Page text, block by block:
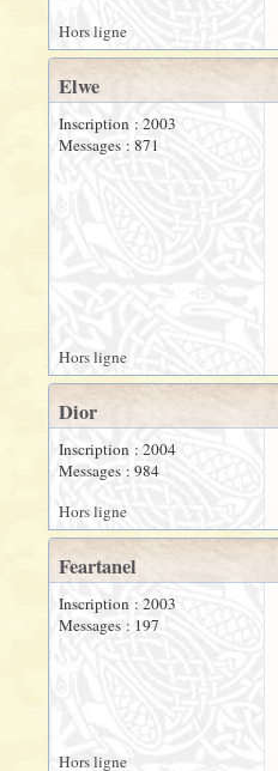
Hors ligne
Elwe
Inscription : 2003
Messages : 871
Hors ligne
Dior
Inscription : 2004
Messages : 984
Hors ligne
Feartanel
Inscription : 2003
Messages : 197
Hors ligne